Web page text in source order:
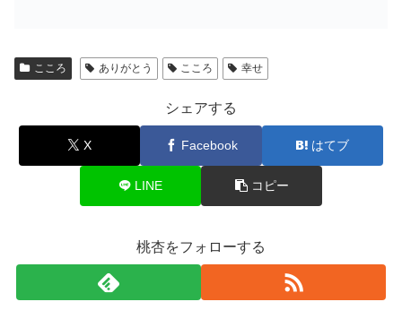
こころ ありがとう こころ 幸せ
シェアする
X Facebook はてブ
LINE コピー
桃杏をフォローする